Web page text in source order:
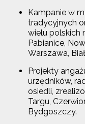
Kampanie w
tradycyjnych
wielu polskich
Pabianice,
Warszawa,
Projekty
urzędników,
osiedli,
Targu,
Bydgoszczy.